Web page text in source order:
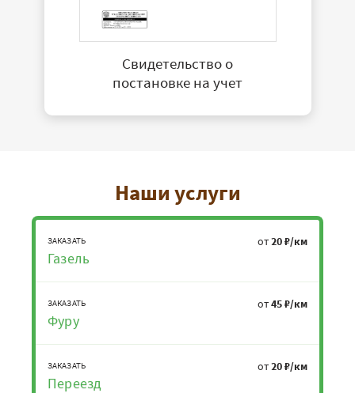
Свидетельство о
постановке на учет
Наши услуги
ЗАКАЗАТЬ
Газель
от20 ₽/км
ЗАКАЗАТЬ
Фуру
от45 ₽/км
ЗАКАЗАТЬ
Переезд
от20 ₽/км